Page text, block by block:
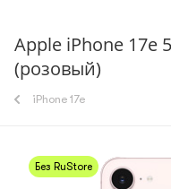
Apple iPhone 17e
(розовый)
iPhone 17e
Без RuStore